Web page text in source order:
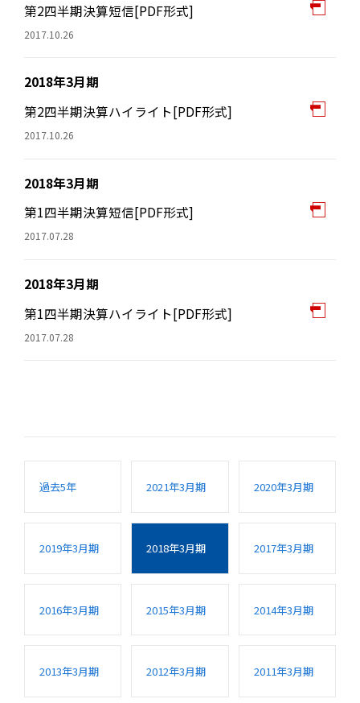
第2四半期決算短信[PDF形式]
2017.10.26
2018年3月期
第2四半期決算ハイライト[PDF形式]
2017.10.26
2018年3月期
第1四半期決算短信[PDF形式]
2017.07.28
2018年3月期
第1四半期決算ハイライト[PDF形式]
2017.07.28
過去5年 2021年3月期 2020年3月期
2019年3月期 2018年3月期 2017年3月期
2016年3月期 2015年3月期 2014年3月期
2013年3月期 2012年3月期 2011年3月期